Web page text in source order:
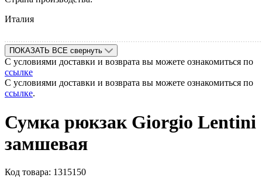
Италия
ПОКАЗАТЬ ВСЕ свернуть
С условиями доставки и возврата вы можете ознакомиться по
ссылке
С условиями доставки и возврата вы можете ознакомиться по
ссылке.
Сумка рюкзак Giorgio Lentini
замшевая
Код товара: 1315150